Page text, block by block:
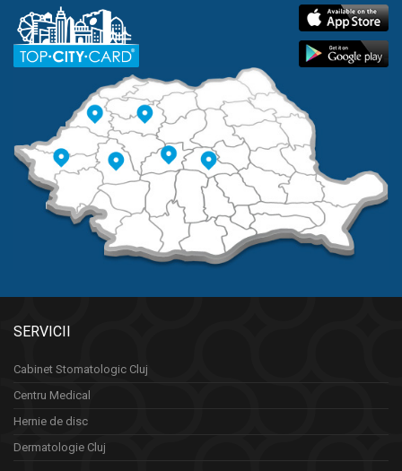
SERVICII
Cabinet Stomatologic Cluj
Centru Medical
Hernie de disc
Dermatologie Cluj